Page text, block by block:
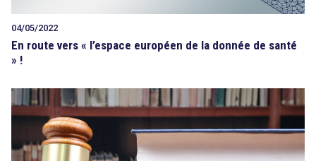
04/05/2022
En route vers « l’espace européen de la donnée de santé
» !